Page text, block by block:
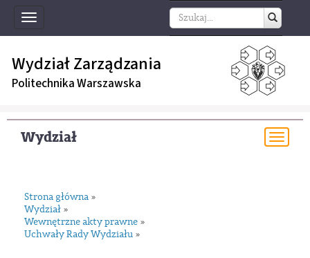
Toggle
navigation
Wydział Zarządzania
Politechnika Warszawska
Wydział
Strona główna »
Wydział »
Wewnętrzne akty prawne »
Uchwały Rady Wydziału »